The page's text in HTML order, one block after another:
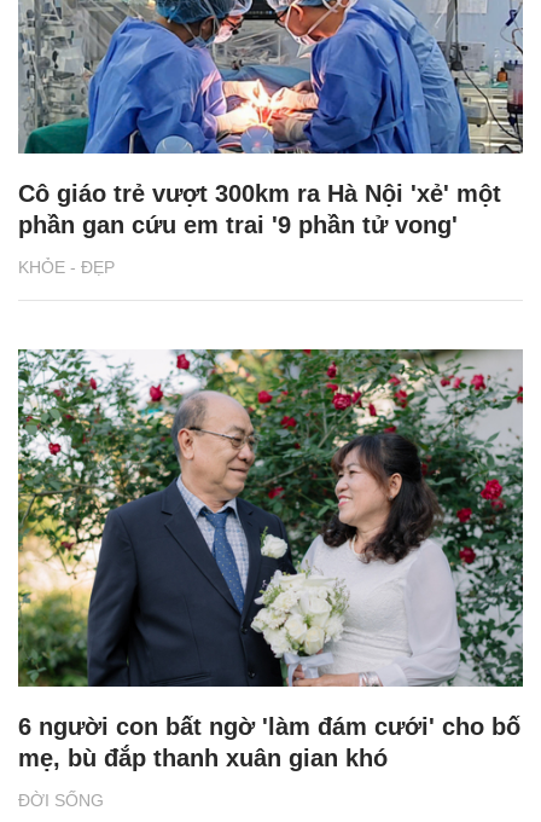
KHỎE - ĐẸP
Cô giáo trẻ vượt 300km ra Hà Nội 'xẻ' một
phần gan cứu em trai '9 phần tử vong'
ĐỜI SỐNG
6 người con bất ngờ 'làm đám cưới' cho bố
mẹ, bù đắp thanh xuân gian khó